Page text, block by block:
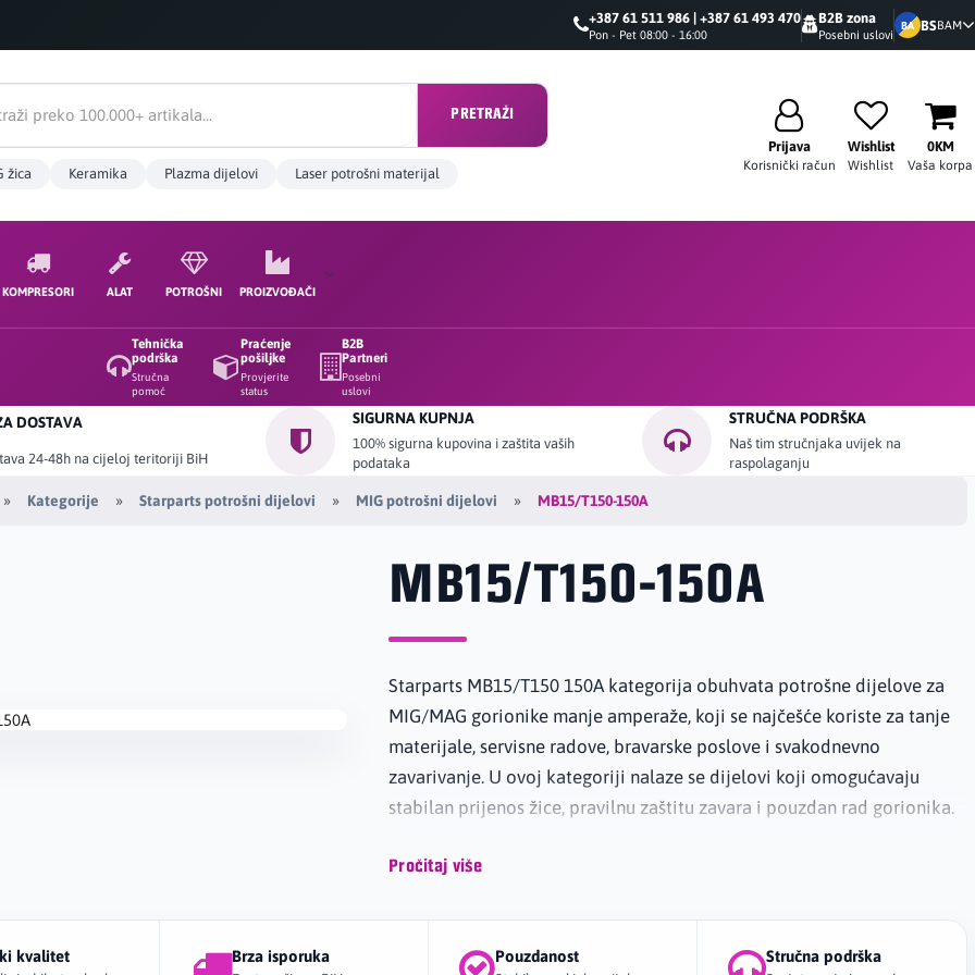
+387 61 511 986 | +387 61 493 470
Pon - Pet 08:00 - 16:00
B2B zona
Posebni uslovi
BA BSBAM
PRETRAŽI
žica Keramika Plazma dijelovi Laser potrošni materijal
Prijava
Korisnički račun
Wishlist
Wishlist
0KM
Vaša korpa
KOMPRESORI ALAT POTROŠNI PROIZVOĐAČI
Tehnička
podrška
Stručna
pomoć
Praćenje
pošiljke
Provjerite
status
B2B
Partneri
Posebni
uslovi
DOSTAVA
24-48h na cijeloj teritoriji BiH
SIGURNA KUPNJA
100% sigurna kupovina i zaštita vaših
podataka
STRUČNA PODRŠKA
Naš tim stručnjaka uvijek na
raspolaganju
Kategorije Starparts potrošni dijelovi MIG potrošni dijelovi MB15/T150-150A
MB15/T150-150A
Starparts MB15/T150 150A kategorija obuhvata potrošne dijelove za
MIG/MAG gorionike manje amperaže, koji se najčešće koriste za tanje
materijale, servisne radove, bravarske poslove i svakodnevno
zavarivanje. U ovoj kategoriji nalaze se dijelovi koji omogućavaju
stabilan prijenos žice, pravilnu zaštitu zavara i pouzdan rad gorionika.
praktičan izbor za korisnike koji traže dobar odnos cijene, dostupnosti
Pročitaj više
kvalitet Brza isporuka Pouzdanost Stručna podrška